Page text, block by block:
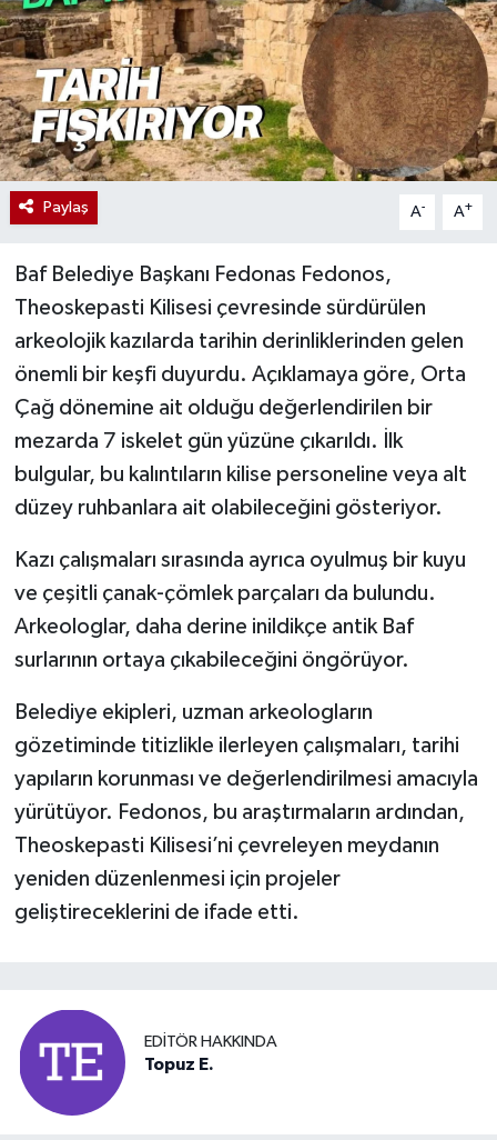
Paylaş A- A+
Baf Belediye Başkanı Fedonas Fedonos,
Theoskepasti Kilisesi çevresinde sürdürülen
arkeolojik kazılarda tarihin derinliklerinden gelen
önemli bir keşfi duyurdu. Açıklamaya göre, Orta
Çağ dönemine ait olduğu değerlendirilen bir
mezarda 7 iskelet gün yüzüne çıkarıldı. İlk
bulgular, bu kalıntıların kilise personeline veya alt
düzey ruhbanlara ait olabileceğini gösteriyor.
Kazı çalışmaları sırasında ayrıca oyulmuş bir kuyu
ve çeşitli çanak-çömlek parçaları da bulundu.
Arkeologlar, daha derine inildikçe antik Baf
surlarının ortaya çıkabileceğini öngörüyor.
Belediye ekipleri, uzman arkeologların
gözetiminde titizlikle ilerleyen çalışmaları, tarihi
yapıların korunması ve değerlendirilmesi amacıyla
yürütüyor. Fedonos, bu araştırmaların ardından,
Theoskepasti Kilisesi’ni çevreleyen meydanın
yeniden düzenlenmesi için projeler
geliştireceklerini de ifade etti.
EDITÖR HAKKINDA
Topuz E.